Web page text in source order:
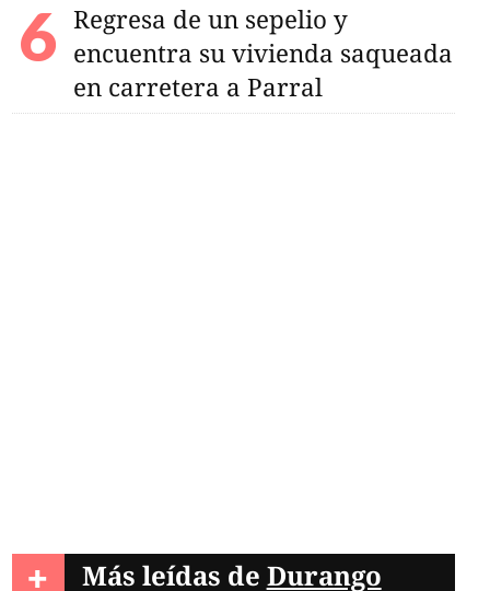
2026:
pagos el Jueves y
Regresa de un sepelio y
encuentra su vivienda saqueada
en carretera a Parral
+ Más leídas de Durango